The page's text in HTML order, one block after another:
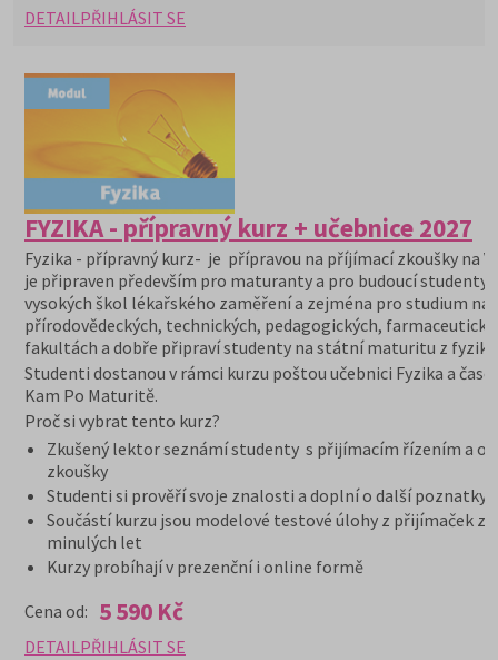
DETAIL PŘIHLÁSIT SE
FYZIKA - přípravný kurz + učebnice 2027
Fyzika - přípravný kurz- je přípravou na příjímací zkoušky na
je připraven především pro maturanty a pro budoucí studenty
vysokých škol lékařského zaměření a zejména pro studium na
přírodovědeckých, technických, pedagogických,
fakultách a dobře připraví studenty na státní maturitu z fyziky.
Studenti dostanou v rámci kurzu poštou učebnici Fyzika a
Kam Po Maturitě.
Proč si vybrat tento kurz?
Zkušený lektor seznámí studenty s přijímacím řízením a
zkoušky
Studenti si prověří svoje znalosti a doplní o další poznatky
Součástí kurzu jsou modelové testové úlohy z přijímaček z
minulých let
Kurzy probíhají v prezenční i online formě
Cena od: 5 590 Kč
DETAILPŘIHLÁSIT SE